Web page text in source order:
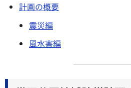
計画の概要
震災編
風水害編